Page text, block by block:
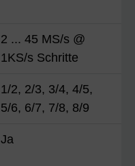
2 ... 45 MS/s @
1KS/s Schritte
1/2, 2/3, 3/4, 4/5,
5/6, 6/7, 7/8, 8/9
Ja